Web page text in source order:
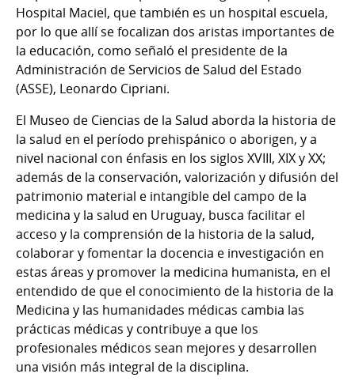
Hospital Maciel, que también es un hospital escuela,
por lo que allí se focalizan dos aristas importantes de
la educación, como señaló el presidente de la
Administración de Servicios de Salud del Estado
(ASSE), Leonardo Cipriani.
El Museo de Ciencias de la Salud aborda la historia de
la salud en el período prehispánico o aborigen, y a
nivel nacional con énfasis en los siglos XVIII, XIX y XX;
además de la conservación, valorización y difusión del
patrimonio material e intangible del campo de la
medicina y la salud en Uruguay, busca facilitar el
acceso y la comprensión de la historia de la salud,
colaborar y fomentar la docencia e investigación en
estas áreas y promover la medicina humanista, en el
entendido de que el conocimiento de la historia de la
Medicina y las humanidades médicas cambia las
prácticas médicas y contribuye a que los
profesionales médicos sean mejores y desarrollen
una visión más integral de la disciplina.